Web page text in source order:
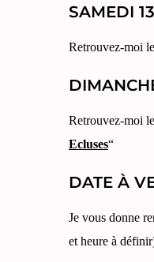
SAMEDI
Retrouvez-moi
Retrouvez-moi
Ecluses“
DATE À
Je vous donne
et heure à